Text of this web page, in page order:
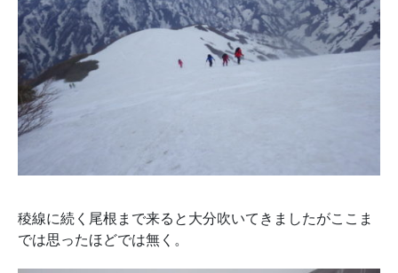
稜線に続く尾根まで来ると大分吹いてきましたがここま
では思ったほどでは無く。